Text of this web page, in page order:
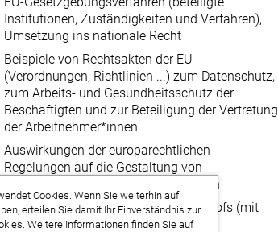
Cookies. Wenn Sie weiterhin auf
erteilen Sie damit Ihr Einverständnis zur
Weitere Informationen finden Sie auf
Institutionen, Zuständigkeiten und Verfahren),
Umsetzung ins nationale Recht
Beispiele von Rechtsakten der EU
(Verordnungen, Richtlinien ...) zum Datenschutz,
zum Arbeits- und Gesundheitsschutz der
Beschäftigten und zur Beteiligung der Vertretung
der Arbeitnehmer*innen
Auswirkungen der europarechtlichen
Regelungen auf die Gestaltung von
Arbeitsbedingungen der Beschäftigten
Funktion des Europäischen Gerichtshofs (mit
Besuch vor Ort)